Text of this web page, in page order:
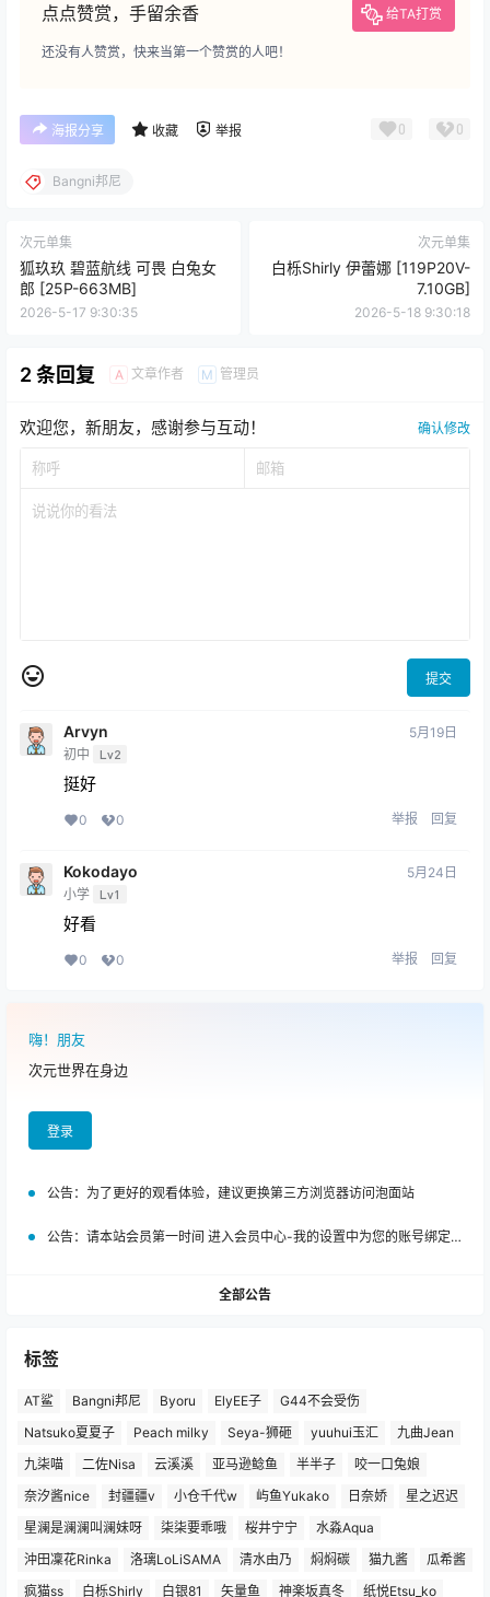
点点赞赏，手留余香 给TA打赏
还没有人赞赏，快来当第一个赞赏的人吧！
海报分享 收藏 举报 0 0
Bangni邦尼
次元单集
狐玖玖 碧蓝航线 可畏 白兔女
郎 [25P-663MB]
2026-5-17 9:30:35
次元单集
白栎Shirly 伊蕾娜 [119P20V-
7.10GB]
2026-5-18 9:30:18
2 条回复 A 文章作者 M 管理员
欢迎您，新朋友，感谢参与互动！ 确认修改
提交
Arvyn
初中 Lv2
5月19日
挺好
0 0 举报 回复
Kokodayo
小学 Lv1
5月24日
好看
0 0 举报 回复
嗨！朋友
次元世界在身边
登录
公告： 为了更好的观看体验，建议更换第三方浏览器访问泡面站
公告： 请本站会员第一时间 进入会员中心-我的设置中为您的账号绑定邮箱!
全部公告
标签
AT鲨 Bangni邦尼 Byoru ElyEE子
G44不会受伤
Natsuko夏夏子
Peach milky Seya-狮砸 yuuhui玉汇
九曲Jean
九柒喵
二佐Nisa 云溪溪 亚马逊鲶鱼 半半子
咬一口兔娘
奈汐酱nice
封疆疆v 小仓千代w 屿鱼Yukako 日奈娇
星之迟迟
星澜是澜澜叫澜妹呀
柒柒要乖哦 桜井宁宁
水淼Aqua
沖田凜花Rinka
洛璃LoLiSAMA 清水由乃 焖焖碳 猫九酱
瓜希酱
疯猫ss
白栎Shirly 白银81 矢量鱼 神楽坂真冬 纸悦Etsu_ko